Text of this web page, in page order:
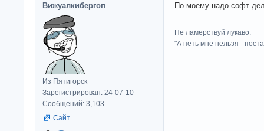
Вижуалкибергоп
Из Пятигорск
Зарегистрирован: 24-07-10
Сообщений: 3,103
Сайт
По моему надо софт
Не ламерствуй лукаво.
"А петь мне нельзя -